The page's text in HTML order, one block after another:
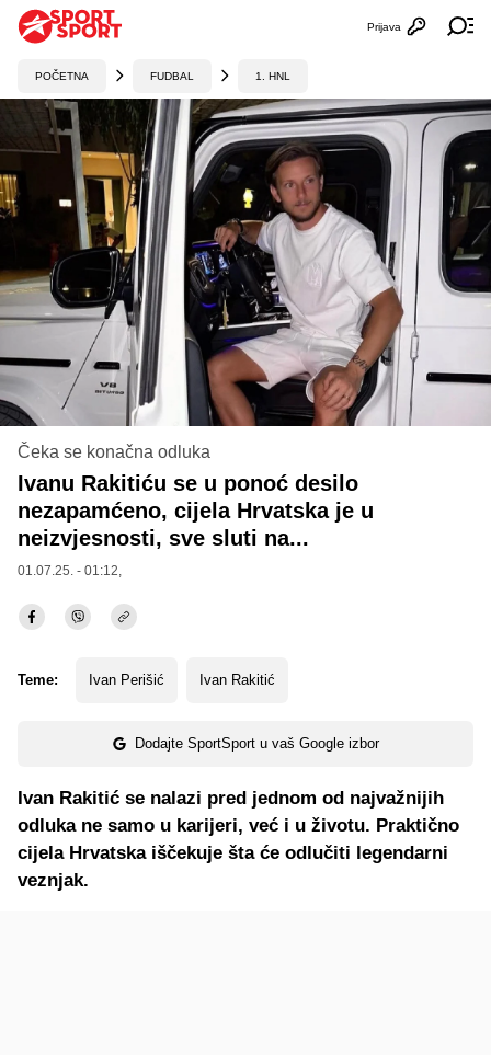
Otvori
Prijava
POČETNA FUDBAL 1. HNL
Čeka se konačna odluka
Ivanu Rakitiću se u ponoć desilo
nezapamćeno, cijela Hrvatska je u
neizvjesnosti, sve sluti na...
01.07.25. - 01:12,
Teme: Ivan Perišić Ivan Rakitić
Dodajte SportSport u vaš Google izbor
Ivan Rakitić se nalazi pred jednom od najvažnijih
odluka ne samo u karijeri, već i u životu. Praktično
cijela Hrvatska iščekuje šta će odlučiti legendarni
veznjak.